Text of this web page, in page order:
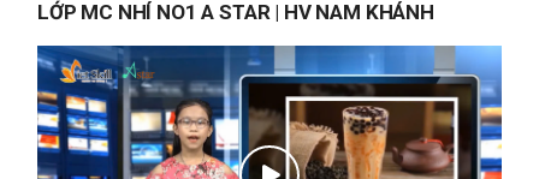
LỚP MC NHÍ NO1 A STAR | HV NAM KHÁNH